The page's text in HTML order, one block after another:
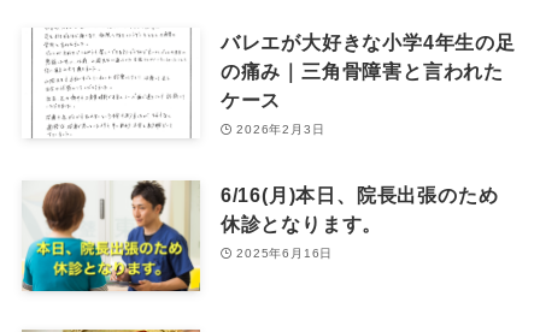
バレエが大好きな小学4年生の足
の痛み｜三角骨障害と言われた
ケース
2026年2月3日
6/16(月)本日、院長出張のため
休診となります。
2025年6月16日